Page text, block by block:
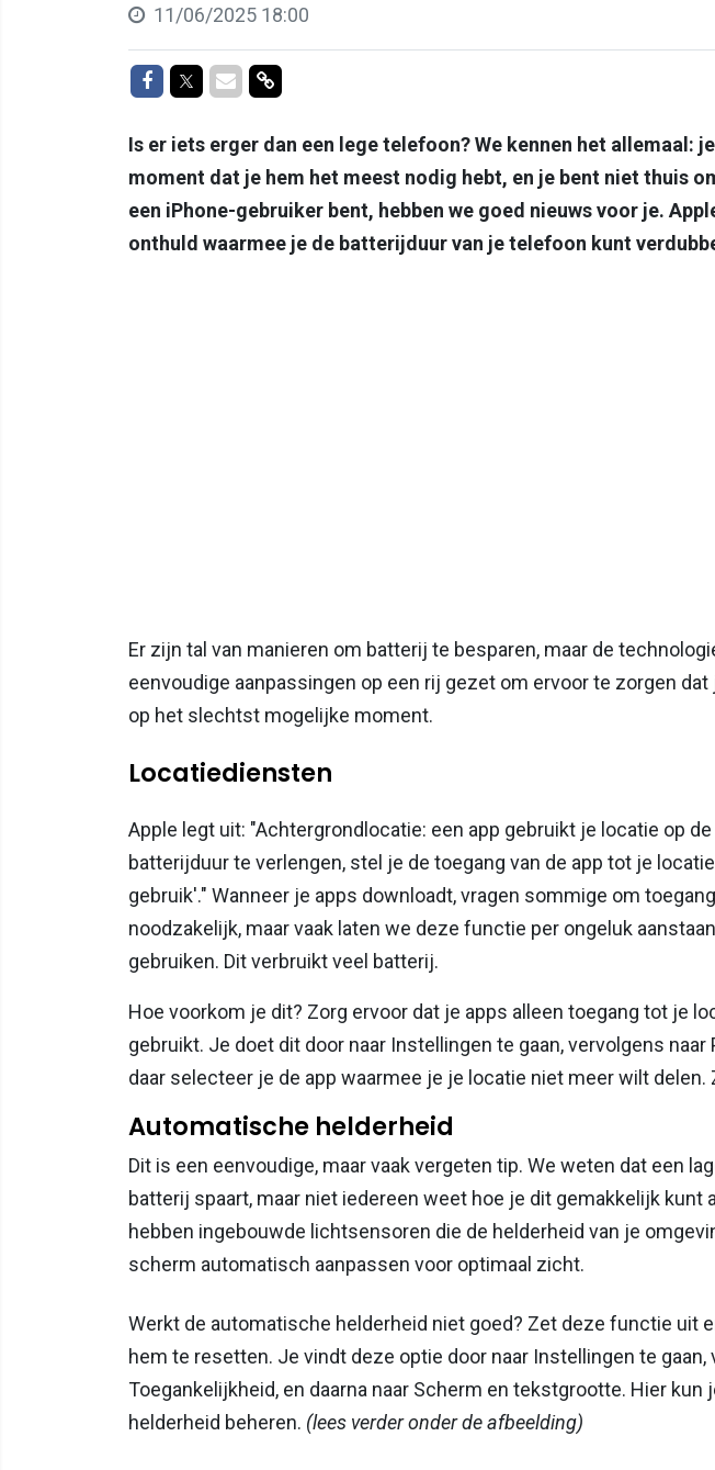
11/06/2025 18:00
Delen op Facebook
Delen op Twitter
Delen via Mail
Delen via link
Is er iets erger dan een lege telefoon? We kennen het allemaal:
moment dat je hem het meest nodig hebt, en je bent niet thuis
een iPhone-gebruiker bent, hebben we goed nieuws voor je.
onthuld waarmee je de batterijduur van je telefoon kunt
Er zijn tal van manieren om batterij te besparen, maar de
eenvoudige aanpassingen op een rij gezet om ervoor te zorgen
op het slechtst mogelijke moment.
Locatiediensten
Apple legt uit: "Achtergrondlocatie: een app gebruikt je locatie op
batterijduur te verlengen, stel je de toegang van de app tot je
gebruik'." Wanneer je apps downloadt, vragen sommige om
noodzakelijk, maar vaak laten we deze functie per ongeluk
gebruiken. Dit verbruikt veel batterij.
Hoe voorkom je dit? Zorg ervoor dat je apps alleen toegang tot je
gebruikt. Je doet dit door naar Instellingen te gaan, vervolgens naar
daar selecteer je de app waarmee je je locatie niet meer wilt delen.
Automatische helderheid
Dit is een eenvoudige, maar vaak vergeten tip. We weten dat een
batterij spaart, maar niet iedereen weet hoe je dit gemakkelijk kunt
hebben ingebouwde lichtsensoren die de helderheid van je
scherm automatisch aanpassen voor optimaal zicht.
Werkt de automatische helderheid niet goed? Zet deze functie uit
hem te resetten. Je vindt deze optie door naar Instellingen te gaan,
Toegankelijkheid, en daarna naar Scherm en tekstgrootte. Hier kun
helderheid beheren. (lees verder onder de afbeelding)